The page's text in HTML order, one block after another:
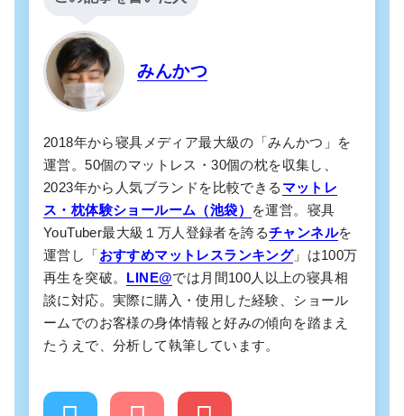
みんかつ
2018年から寝具メディア最大級の「みんかつ」を
運営。50個のマットレス・30個の枕を収集し、
2023年から人気ブランドを比較できる マットレ
ス・枕体験ショールーム（池袋）
を運営。寝具
YouTuber最大級１万人登録者を誇るチャンネルを
運営し「 おすすめマットレスランキング」は100万
再生を突破。
LINE@では月間100人以上の寝具相
談に対応。実際に購入・使用した経験、ショール
ームでのお客様の身体情報と好みの傾向を踏まえ
たうえで、分析して執筆しています。